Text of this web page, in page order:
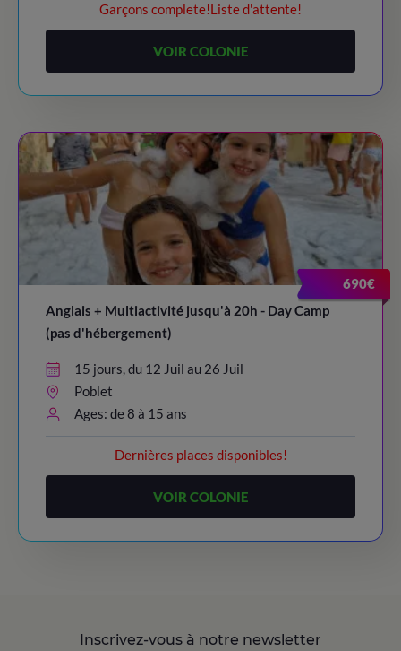
Garçons complete!Liste d'attente!
VOIR COLONIE
690€
Anglais + Multiactivité jusqu'à 20h - Day Camp
(pas d'hébergement)
15 jours, du 12 Juil au 26 Juil
Poblet
Ages: de 8 à 15 ans
Dernières places disponibles!
VOIR COLONIE
Inscrivez-vous à notre newsletter